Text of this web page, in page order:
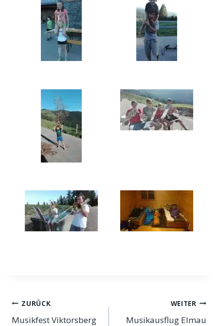
Beitragsnavigation
ZURÜCK
Musikfest Viktorsberg
WEITER
Musikausflug Elmau